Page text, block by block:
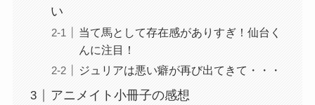
い
当て馬として存在感がありすぎ！仙台く
んに注目！
ジュリアは悪い癖が再び出てきて・・・
アニメイト小冊子の感想